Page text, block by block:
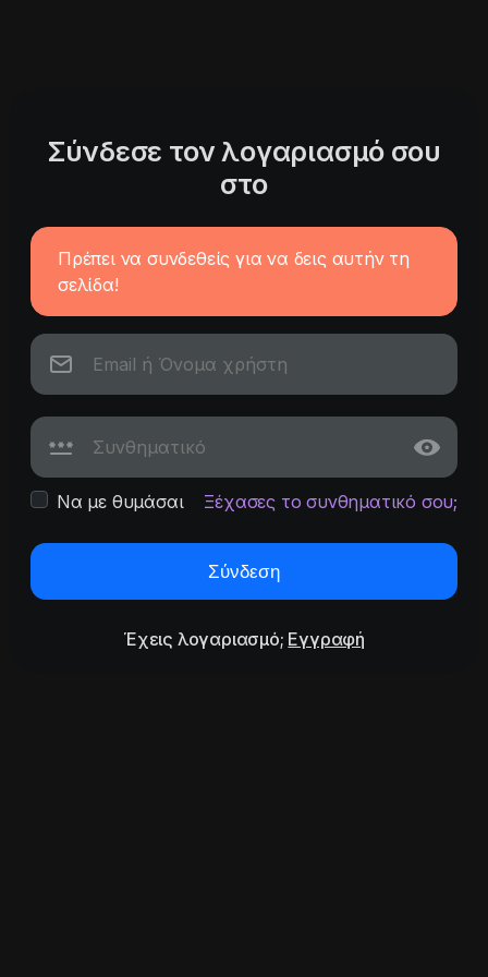
Σύνδεσε τον λογαριασμό σου
στο
Πρέπει να συνδεθείς για να δεις αυτήν τη
σελίδα!
Να με θυμάσαι Ξέχασες το συνθηματικό σου;
Σύνδεση
Έχεις λογαριασμό; Εγγραφή